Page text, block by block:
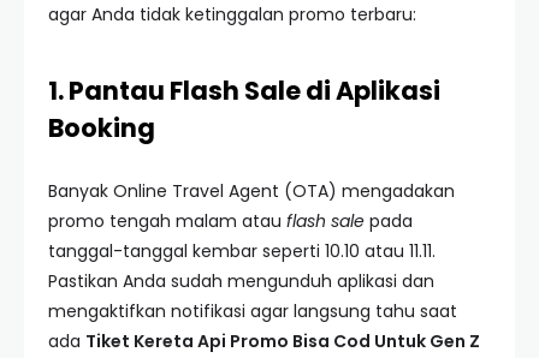
agar Anda tidak ketinggalan promo terbaru:
1. Pantau Flash Sale di Aplikasi
Booking
Banyak Online Travel Agent (OTA) mengadakan
promo tengah malam atau flash sale pada
tanggal-tanggal kembar seperti 10.10 atau 11.11.
Pastikan Anda sudah mengunduh aplikasi dan
mengaktifkan notifikasi agar langsung tahu saat
ada Tiket Kereta Api Promo Bisa Cod Untuk Gen Z